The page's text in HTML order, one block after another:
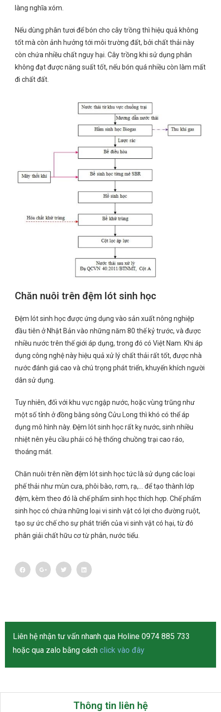
làng nghĩa xóm.
Nếu dùng phân tươi để bón cho cây trồng thì hiệu quả không
tốt mà còn ảnh hưởng tới môi trường đất, bởi chất thải này
còn chứa nhiều chất nguy hại. Cây trồng khi sử dụng phân
không đạt được năng suất tốt, nếu bón quá nhiều còn làm mất
đi chất đất.
Chăn nuôi trên đệm lót sinh học
Đệm lót sinh học được ứng dụng vào sản xuất nông nghiệp
đầu tiên ở Nhật Bản vào những năm 80 thế kỷ trước, và được
nhiều nước trên thế giới áp dụng, trong đó có Việt Nam. Khi áp
dụng công nghệ này hiệu quả xử lý chất thải rất tốt, được nhà
nước đánh giá cao và chú trọng phát triển, khuyến khích người
dân sử dụng.
Tuy nhiên, đối với khu vực ngập nước, hoặc vùng trũng như
một số tỉnh ở đồng bằng sông Cửu Long thì khó có thể áp
dụng mô hình này. Đệm lót sinh học rất kỵ nước, sinh nhiều
nhiệt nên yêu cầu phải có hệ thống chuồng trại cao ráo,
thoáng mát.
Chăn nuôi trên nền đệm lót sinh học tức là sử dụng các loại
phế thải như mùn cưa, phôi bào, rơm, rạ,… để tạo thành lớp
đệm, kèm theo đó là chế phẩm sinh học thích hợp. Chế phẩm
sinh học có chứa những loại vi sinh vật có lợi cho đường ruột,
tạo sự ức chế cho sự phát triển của vi sinh vật có hại, từ đó
phân giải chất hữu cơ từ phân, nước tiểu.
Liên hệ nhận tư vấn nhanh qua Holine 0974 885 733
hoặc qua zalo bằng cách click vào đây
Thông tin liên hệ